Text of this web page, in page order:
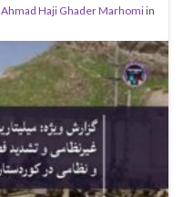
Ahmad Haji Ghader Marhomiin